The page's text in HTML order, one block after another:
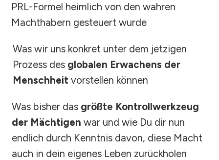
PRL-Formel heimlich von den wahren
Machthabern gesteuert wurde
Was wir uns konkret unter dem jetzigen
Prozess des globalen Erwachens der
Menschheitvorstellen können
Was bisher dasgrößte Kontrollwerkzeug
der Mächtigen war und wie Du dir nun
endlich durch Kenntnis davon, diese Macht
auch in dein eigenes Leben zurückholen